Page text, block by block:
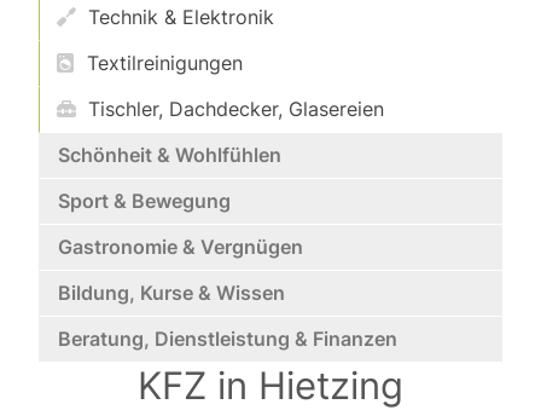
Technik & Elektronik
Textilreinigungen
Tischler, Dachdecker, Glasereien
Schönheit & Wohlfühlen
Sport & Bewegung
Gastronomie & Vergnügen
Bildung, Kurse & Wissen
Beratung, Dienstleistung & Finanzen
KFZ in Hietzing